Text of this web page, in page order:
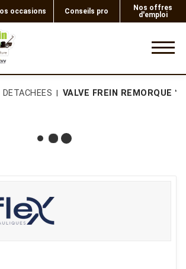
occasions Conseils pro
Nos offres
d'emploi
DETACHEES VALVE FREIN REMORQUE